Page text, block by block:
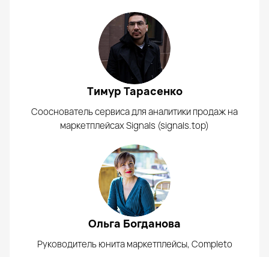
Тимур Тарасенко
Сооснователь сервиса для аналитики продаж на
маркетплейсах Signals (signals.top)
Ольга Богданова
Руководитель юнита маркетплейсы, Completo